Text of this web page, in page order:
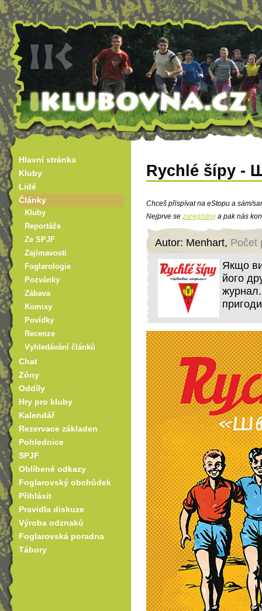
Rychlé šípy -
Chceš přispívat na eStopu a sám/
Nejprve se zaregistruj a pak nás
Autor: Menhart, Počet
Якщо
його
Hlavní stránka
Kluby
Lidé
Články
Kluby
Reportáže
Ze SPJF
Zajímavosti
Foglarologie
Pozvánky
Zábava
Komixy
Povídky
Recenze
Vyhledávání článků
Chat
Zóny
Oddíly
Hry pro kluby
Kalendář
Rezervace základen
Pohlednice
SPJF
Oblíbené odkazy
Foglarovský obchůdek
Přihlásit
Pravidla diskuze
Výroba odznaků
Foglarovská poradna
Tábory